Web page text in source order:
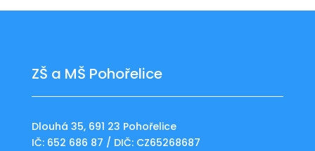
ZŠ a MŠ Pohořelice
Dlouhá 35, 691 23 Pohořelice
IČ: 652 686 87 / DIČ: CZ65268687